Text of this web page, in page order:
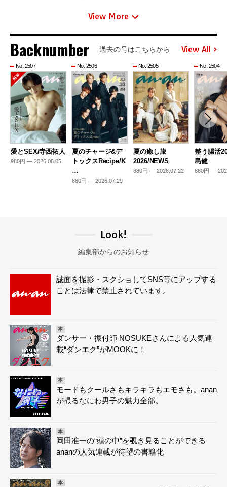
View More
Backnumber 過去の号はこちらから View All
No. 2507
愛とSEX/寺西拓人
980円 — 2026.08.05
No. 2506
夏のチャージ&デ
トックスRecipe/K
…
880円 — 2026.07.29
No. 2505
夏の癒し旅
2026/NEWS
880円 — 2026.07.22
No. 2504
整う腸活
島健
880円 —
Look!
編集部からのお知らせ
誌面を撮影・スクショしてSNS等にアップする
ことは法律で禁止されています。
本
ダンサー・振付師 NOSUKEさんによる人気連
載“ダンエク”がMOOKに！
本
モードもクールさもキラキラもエモさも。anan
が撮るなにわ男子の魅力全部。
本
岡田准一の“頭の中”を覗き見ることができる
ananの人気連載が待望の書籍化
本